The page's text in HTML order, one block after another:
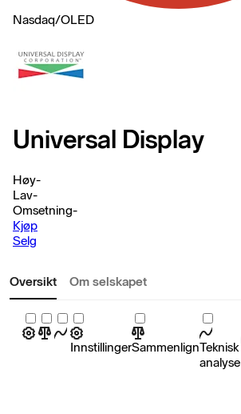
Nasdaq/OLED
Universal Display
Høy-
Lav-
Omsetning-
Kjøp
Selg
Oversikt Om selskapet
InnstillingerSammenlignTeknisk
analyse